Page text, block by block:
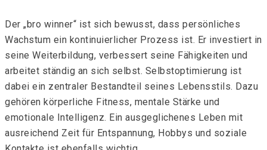
Der „bro winner“ ist sich bewusst, dass persönliches
Wachstum ein kontinuierlicher Prozess ist. Er investiert in
seine Weiterbildung, verbessert seine Fähigkeiten und
arbeitet ständig an sich selbst. Selbstoptimierung ist
dabei ein zentraler Bestandteil seines Lebensstils. Dazu
gehören körperliche Fitness, mentale Stärke und
emotionale Intelligenz. Ein ausgeglichenes Leben mit
ausreichend Zeit für Entspannung, Hobbys und soziale